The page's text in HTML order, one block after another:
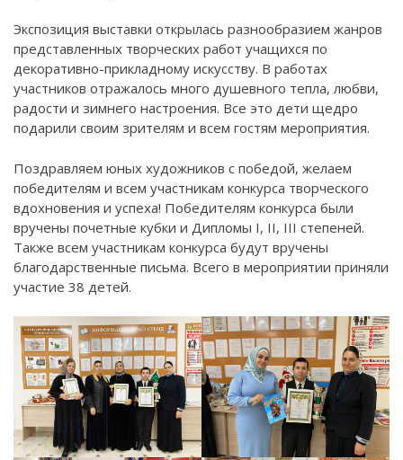
Экспозиция выставки открылась разнообразием жанров
представленных творческих работ учащихся по
декоративно-прикладному искусству. В работах
участников отражалось много душевного тепла, любви,
радости и зимнего настроения. Все это дети щедро
подарили своим зрителям и всем гостям мероприятия.
Поздравляем юных художников с победой, желаем
победителям и всем участникам конкурса творческого
вдохновения и успеха! Победителям конкурса были
вручены почетные кубки и Дипломы I, II, III степеней.
Также всем участникам конкурса будут вручены
благодарственные письма. Всего в мероприятии приняли
участие 38 детей.